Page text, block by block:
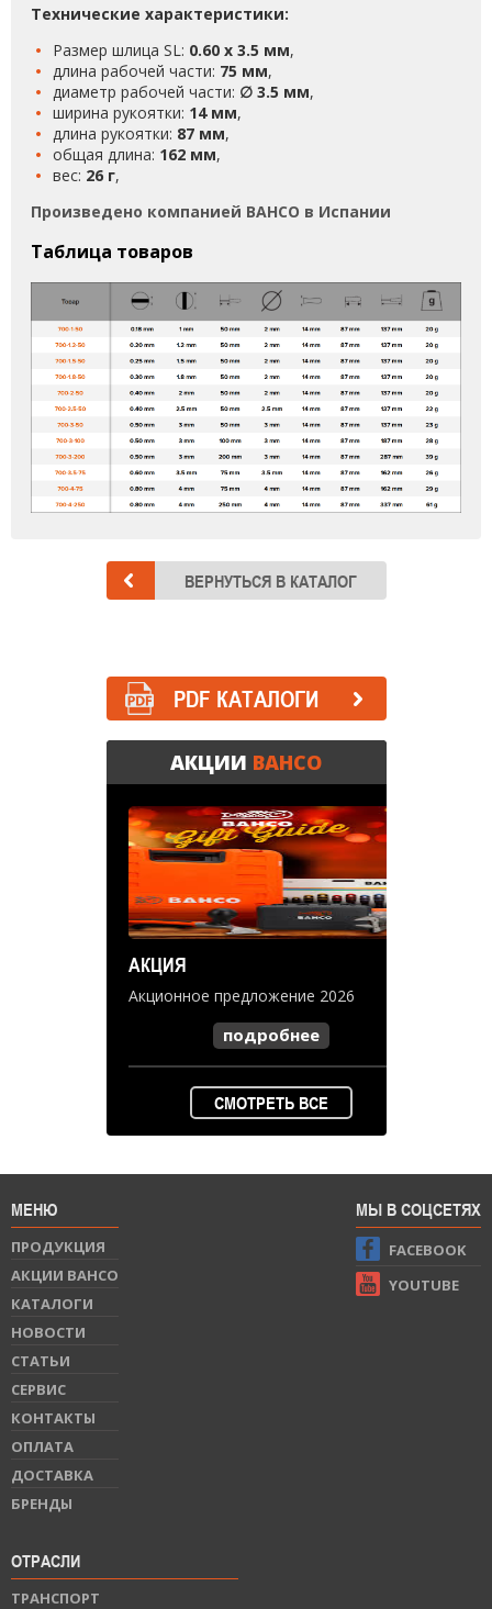
Технические характеристики:
Размер шлица SL: 0.60 х 3.5 мм,
длина рабочей части: 75 мм,
диаметр рабочей части: ∅ 3.5 мм,
ширина рукоятки: 14 мм,
длина рукоятки: 87 мм,
общая длина: 162 мм,
вес: 26 г,
Произведено компанией BAHCO в Испании
Таблица товаров
PDF КАТАЛОГИ
АКЦИИ BAHCO
АКЦИЯ
Акционное предложение 2026
подробнее
СМОТРЕТЬ ВСЕ
МЕНЮ
ПРОДУКЦИЯ
АКЦИИ BAHCO
КАТАЛОГИ
НОВОСТИ
СТАТЬИ
СЕРВИС
КОНТАКТЫ
ОПЛАТА
ДОСТАВКА
БРЕНДЫ
ОТРАСЛИ
ТРАНСПОРТ
МЫ В СОЦСЕТЯХ
FACEBOOK
YOUTUBE